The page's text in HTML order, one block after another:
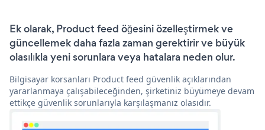
Ek olarak, Product feed öğesini özelleştirmek ve
güncellemek daha fazla zaman gerektirir ve büyük
olasılıkla yeni sorunlara veya hatalara neden olur.
Bilgisayar korsanları Product feed güvenlik açıklarından
yararlanmaya çalışabileceğinden, şirketiniz büyümeye devam
ettikçe güvenlik sorunlarıyla karşılaşmanız olasıdır.